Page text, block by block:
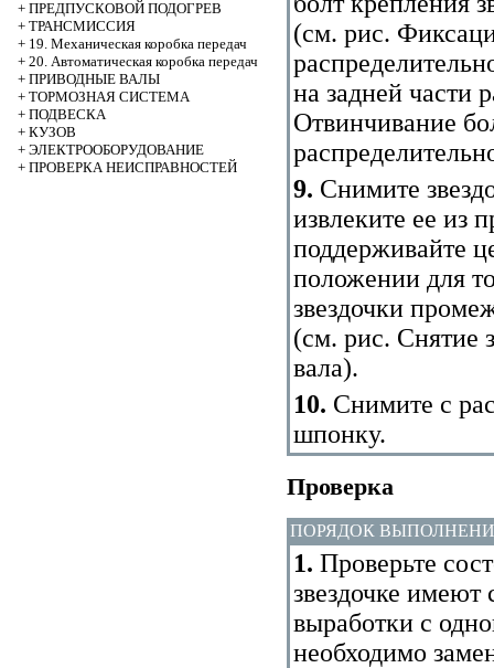
+ ПРЕДПУСКОВОЙ ПОДОГРЕВ
+ ТРАНСМИССИЯ
+ 19. Механическая коробка передач
+ 20. Автоматическая коробка передач
+ ПРИВОДНЫЕ ВАЛЫ
+ ТОРМОЗНАЯ СИСТЕМА
+ ПОДВЕСКА
+ КУЗОВ
+ ЭЛЕКТРООБОРУДОВАНИЕ
+ ПРОВЕРКА НЕИСПРАВНОСТЕЙ
(см. рис.
на задней части
Отвинчивание
9. Снимите
извлеките ее из
поддерживайте
положении для
звездочки
(см. рис. Снятие
вала).
10. Снимите с
шпонку.
Проверка
ПОРЯДОК
1. Проверьте
звездочке
выработки с
необходимо